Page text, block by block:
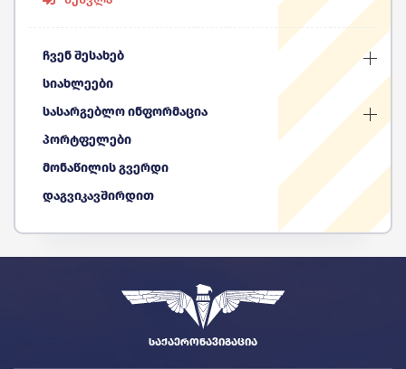
ჩვენ შესახებ
სიახლეები
სასარგებლო ინფორმაცია
პორტფელები
მონაწილის გვერდი
დაგვიკავშირდით
ᲡᲐᲥᲐᲔᲠᲝᲜᲐᲕᲘᲒᲐᲪᲘᲐ